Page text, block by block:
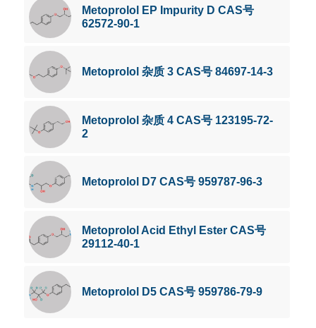
Metoprolol EP Impurity D CAS号
62572-90-1
Metoprolol 杂质 3 CAS号 84697-14-3
Metoprolol 杂质 4 CAS号 123195-72-
2
Metoprolol D7 CAS号 959787-96-3
Metoprolol Acid Ethyl Ester CAS号
29112-40-1
Metoprolol D5 CAS号 959786-79-9